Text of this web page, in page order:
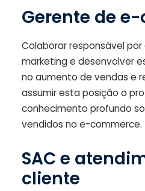
Gerente de
Colaborar responsável
marketing e desenvolver
no aumento de vendas e
assumir esta posição o
conhecimento profundo
vendidos no e-commerce.
SAC e
cliente